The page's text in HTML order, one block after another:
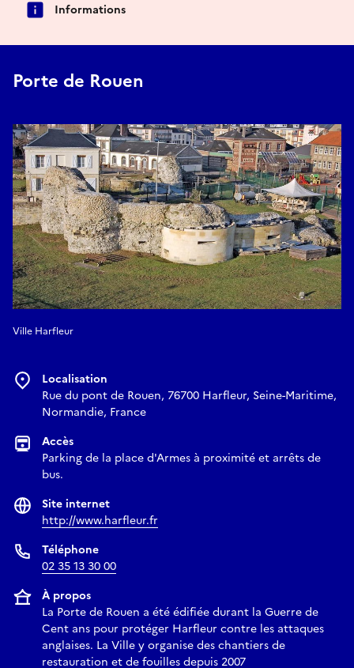
Informations
Porte de Rouen
Ville Harfleur
Localisation
Rue du pont de Rouen, 76700 Harfleur, Seine-Maritime,
Normandie, France
Accès
Parking de la place d'Armes à proximité et arrêts de
bus.
Site internet
http://www.harfleur.fr
Téléphone
02 35 13 30 00
À propos
La Porte de Rouen a été édifiée durant la Guerre de
Cent ans pour protéger Harfleur contre les attaques
anglaises. La Ville y organise des chantiers de
restauration et de fouilles depuis 2007